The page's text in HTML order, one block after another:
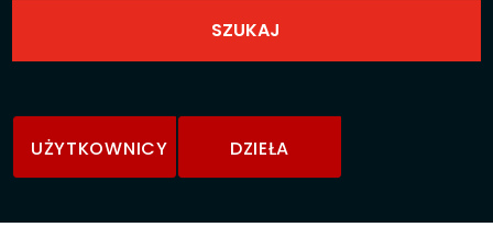
UŻYTKOWNICY DZIEŁA